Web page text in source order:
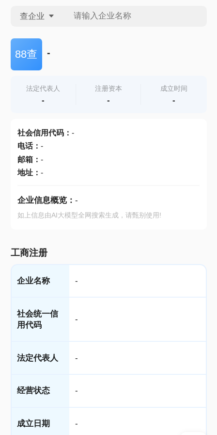
查企业
查企业
查产地
88查 -
法定代表人
-
注册资本
-
成立时间
-
社会信用代码： -
电话： -
邮箱： -
地址： -
企业信息概览： -
如上信息由AI大模型全网搜索生成，请甄别使用!
工商注册
企业名称 -
社会统一信
用代码
-
法定代表人 -
经营状态 -
成立日期 -